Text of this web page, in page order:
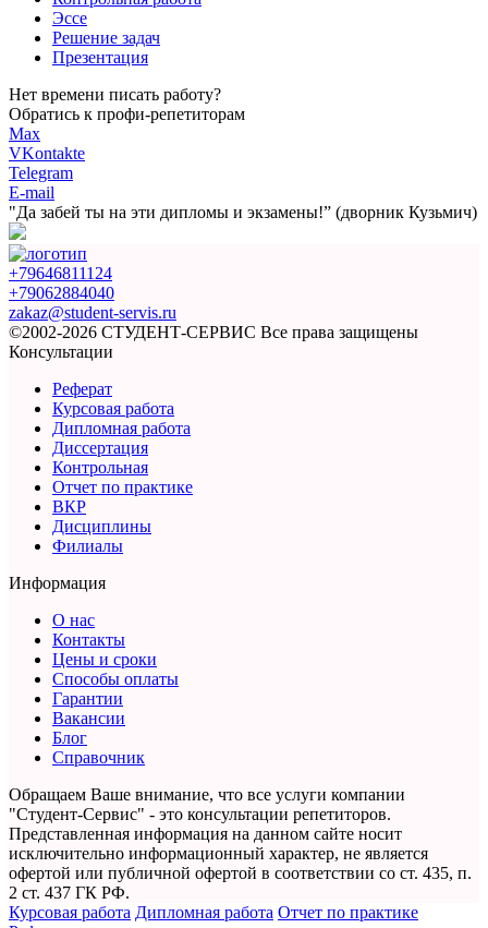
Эссе
Решение задач
Презентация
Нет времени писать работу?
Обратись к профи-репетиторам
Max
VKontakte
Telegram
E-mail
"Да забей ты на эти дипломы и экзамены!” (дворник Кузьмич)
+79646811124
+79062884040
zakaz@student-servis.ru
©2002-2026 СТУДЕНТ-СЕРВИС Все права защищены
Консультации
Реферат
Курсовая работа
Дипломная работа
Диссертация
Контрольная
Отчет по практике
ВКР
Дисциплины
Филиалы
Информация
О нас
Контакты
Цены и сроки
Способы оплаты
Гарантии
Вакансии
Блог
Справочник
Обращаем Ваше внимание, что все услуги компании
"Студент-Сервис" - это консультации репетиторов.
Представленная информация на данном сайте носит
исключительно информационный характер, не является
офертой или публичной офертой в соответствии со ст. 435, п.
2 ст. 437 ГК РФ.
Курсовая работа Дипломная работа Отчет по практике